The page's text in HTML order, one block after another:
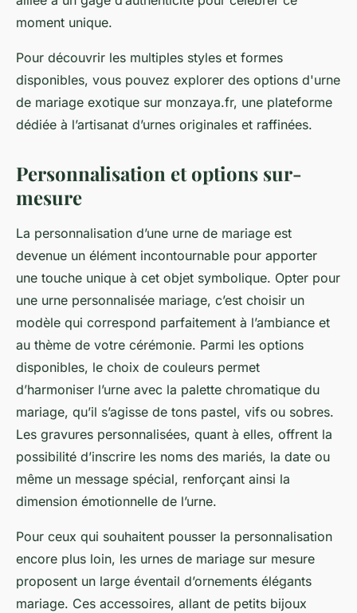
moment unique.
Pour découvrir les multiples styles et formes
disponibles, vous pouvez explorer des options d'urne
de mariage exotique sur monzaya.fr, une plateforme
dédiée à l’artisanat d’urnes originales et raffinées.
Personnalisation et options sur-
mesure
La personnalisation d’une urne de mariage est
devenue un élément incontournable pour apporter
une touche unique à cet objet symbolique. Opter pour
une urne personnalisée mariage, c’est choisir un
modèle qui correspond parfaitement à l’ambiance et
au thème de votre cérémonie. Parmi les options
disponibles, le choix de couleurs permet
d’harmoniser l’urne avec la palette chromatique du
mariage, qu’il s’agisse de tons pastel, vifs ou sobres.
Les gravures personnalisées, quant à elles, offrent la
possibilité d’inscrire les noms des mariés, la date ou
même un message spécial, renforçant ainsi la
dimension émotionnelle de l’urne.
Pour ceux qui souhaitent pousser la personnalisation
encore plus loin, les urnes de mariage sur mesure
proposent un large éventail d’ornements élégants
mariage. Ces accessoires, allant de petits bijoux